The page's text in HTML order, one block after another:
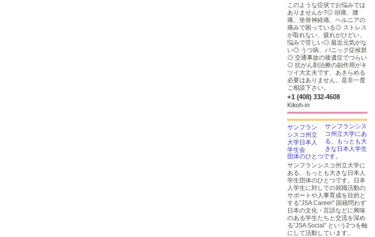
このような症状でお悩みでは
ありませんか?◎ 頭痛、腰
痛、坐骨神経痛、ヘルニアの
痛みで困っている◎ ストレス
が取れない、疲れがひどい、
悩みで苦しい◎ 最近元気がな
い◎ うつ病、パニック症候群
◎ 交通事故の後遺症でつらい
◎ 抗がん剤治療の副作用がキ
ツイ大丈夫です、あきらめる
必要はありません。是非一度
ご相談下さい。
+1 (408) 332-4608
Kikoh-in
サンフランシス
コ州立大学にあ
る、もっとも大
きな日本人学生
団体のひとつです。
サンフランシスコ州立大学に
ある、もっとも大きな日本人
学生団体のひとつです。日本
人学生に対しての就職活動の
サポートや人事育成を目的と
する”JSA Career” 国籍問わず
日本の文化・言語などに興味
のある学生たちと交流を深め
る”JSA Social” という2つを軸
にして活動しています。